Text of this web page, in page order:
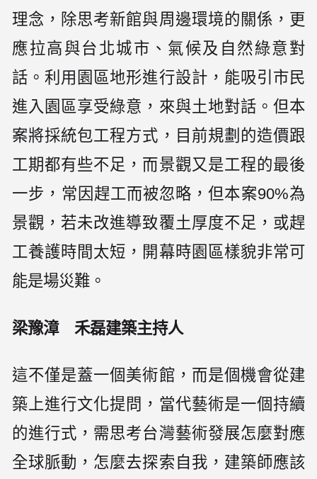
理念，除思考新館與周邊環境的關係，更
應拉高與台北城市、氣候及自然綠意對
話。利用園區地形進行設計，能吸引市民
進入園區享受綠意，來與土地對話。但本
案將採統包工程方式，目前規劃的造價跟
工期都有些不足，而景觀又是工程的最後
一步，常因趕工而被忽略，但本案90%為
景觀，若未改進導致覆土厚度不足，或趕
工養護時間太短，開幕時園區樣貌非常可
能是場災難。
梁豫漳 禾磊建築主持人
這不僅是蓋一個美術館，而是個機會從建
築上進行文化提問，當代藝術是一個持續
的進行式，需思考台灣藝術發展怎麼對應
全球脈動，怎麼去探索自我，建築師應該